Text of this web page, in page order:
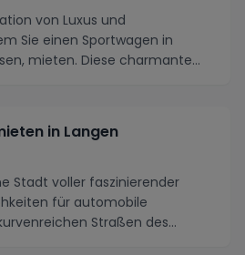
von Luxus und
Sie einen Sportwagen in
mieten. Diese charmante
in Langen
Stadt voller faszinierender
für automobile
Straßen des